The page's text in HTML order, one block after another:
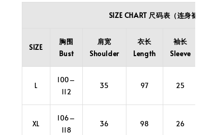
SIZE CHART 尺码表（连身裙）
SIZE
胸围
Bust
肩宽
Shoulder
衣长
Length
袖长
Sleeve
L
100–
112
35 97 25
XL
106–
118
36 98 26